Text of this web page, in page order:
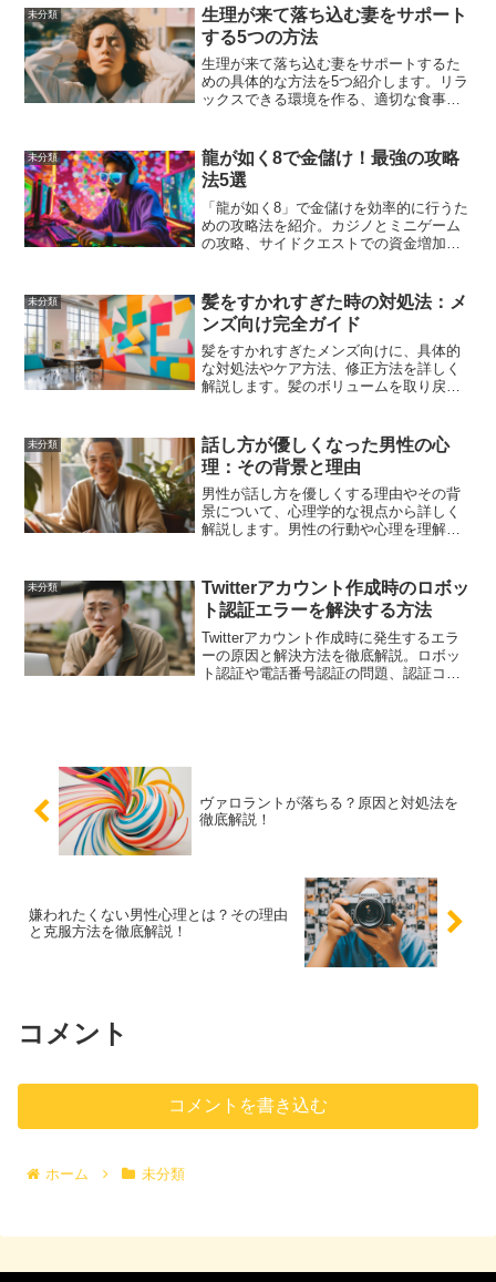
る質問に答えます。
未分類
生理が来て落ち込む妻をサポート
する5つの方法
生理が来て落ち込む妻をサポートするた
めの具体的な方法を5つ紹介します。リラ
ックスできる環境を作る、適切な食事と
助けを借りることで、妻の気分を改善
し、夫婦の絆を深める手助けとなりま
す。
未分類
龍が如く8で金儲け！最強の攻略
法5選
「龍が如く8」で金儲けを効率的に行うた
めの攻略法を紹介。カジノとミニゲーム
の攻略、サイドクエストでの資金増加、
いて具体的な方法を解説。
未分類
髪をすかれすぎた時の対処法：メ
ンズ向け完全ガイド
髪をすかれすぎたメンズ向けに、具体的
な対処法やケア方法、修正方法を詳しく
解説します。髪のボリュームを取り戻
未分類
話し方が優しくなった男性の心
理：その背景と理由
男性が話し方を優しくする理由やその背
景について、心理学的な視点から詳しく
解説します。男性の行動や心理を理解す
未分類
Twitterアカウント作成時のロボッ
ト認証エラーを解決する方法
Twitterアカウント作成時に発生するエラ
ーの原因と解決方法を徹底解説。ロボッ
ト認証や電話番号認証の問題、認証コー
ヴァロラントが落ちる？原因と対処法を
徹底解説！
嫌われたくない男性心理とは？その理由
と克服方法を徹底解説！
コメント
コメントを書き込む
ホーム 未分類